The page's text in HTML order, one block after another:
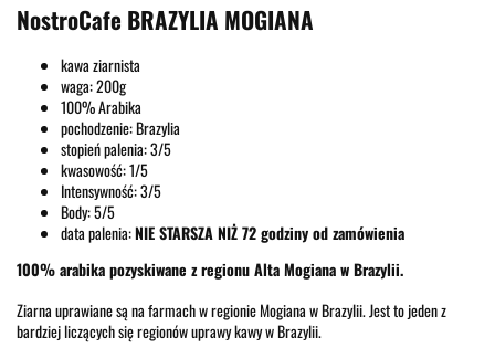
NostroCafe BRAZYLIA MOGIANA
kawa ziarnista
waga: 200g
100% Arabika
pochodzenie: Brazylia
stopień palenia: 3/5
kwasowość: 1/5
Intensywność: 3/5
Body: 5/5
data palenia:NIE STARSZA NIŻ 72 godziny od zamówienia
100% arabika pozyskiwane z regionu Alta Mogiana w Brazylii.
Ziarna uprawiane są na farmach w regionie Mogiana w Brazylii. Jest to jeden z
bardziej liczących się regionów uprawy kawy w Brazylii.